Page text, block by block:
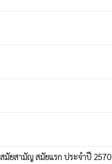
มัยสามัญ สมัยแรก ประจำปี 2570